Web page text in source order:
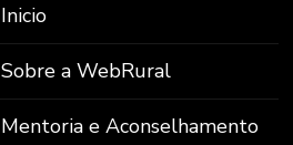
Inicio
Sobre a WebRural
Mentoria e Aconselhamento